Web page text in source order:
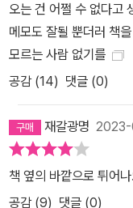
오는 건 어쩔 수 없다고
메모도 잘될 뿐더러 책
모르는 사람 없기를
공감 (14) 댓글 (0)
재갈광명
책 옆의 바깥으로 튀어
공감 (9) 댓글 (0)